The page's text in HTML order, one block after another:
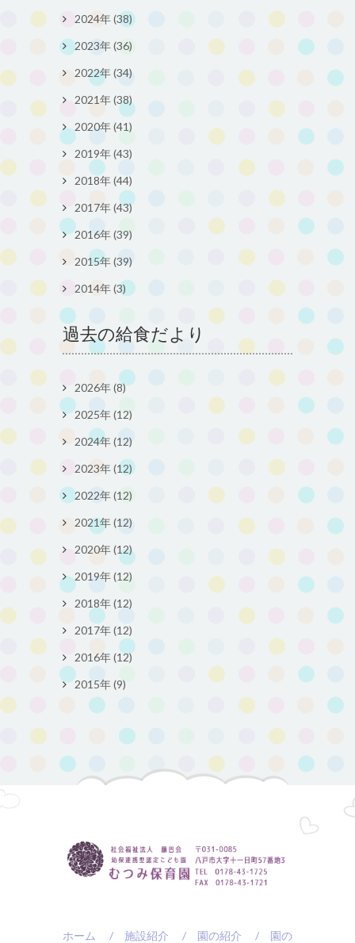
2024年 (38)
2023年 (36)
2022年 (34)
2021年 (38)
2020年 (41)
2019年 (43)
2018年 (44)
2017年 (43)
2016年 (39)
2015年 (39)
2014年 (3)
過去の給食だより
2026年 (8)
2025年 (12)
2024年 (12)
2023年 (12)
2022年 (12)
2021年 (12)
2020年 (12)
2019年 (12)
2018年 (12)
2017年 (12)
2016年 (12)
2015年 (9)
ホーム / 施設紹介 / 園の紹介 / 園の